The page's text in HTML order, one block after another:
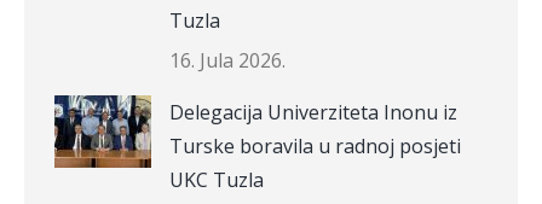
Tuzla
16. Jula 2026.
Delegacija Univerziteta Inonu iz
Turske boravila u radnoj posjeti
UKC Tuzla